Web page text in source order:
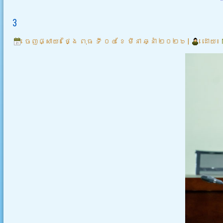
3
ចេញផ្សាយ៖ ថ្ងៃ ពុធ ទី ០៤ ខែ មីនា ឆ្នាំ ២០២៦ ដោយ៖